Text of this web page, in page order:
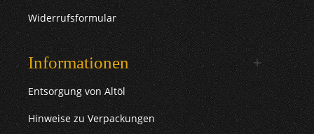
Widerrufsformular
Informationen
Entsorgung von Altöl
Hinweise zu Verpackungen